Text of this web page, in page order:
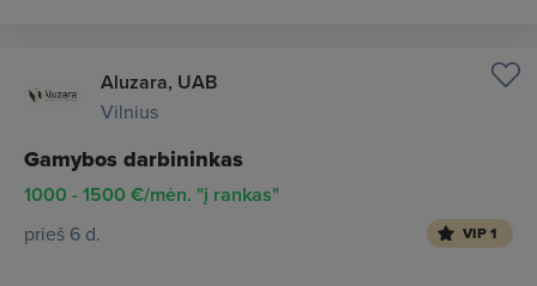
Aluzara, UAB
Vilnius
Gamybos darbininkas
1000 - 1500 €/mėn. "į rankas"
prieš 6 d. VIP 1